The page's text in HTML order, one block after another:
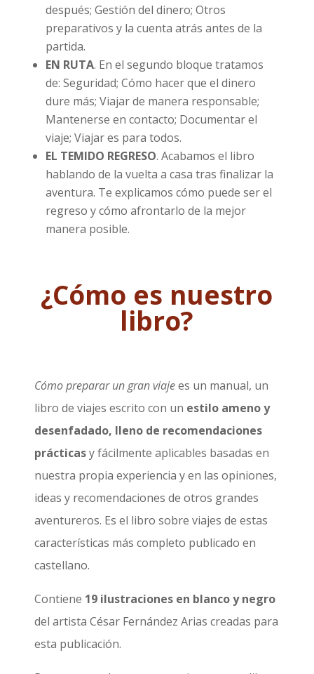
después; Gestión del dinero; Otros
preparativos y la cuenta atrás antes de la
partida.
EN RUTA. En el segundo bloque tratamos
de: Seguridad; Cómo hacer que el dinero
dure más; Viajar de manera responsable;
Mantenerse en contacto; Documentar el
viaje; Viajar es para todos.
EL TEMIDO REGRESO. Acabamos el libro
hablando de la vuelta a casa tras finalizar la
aventura. Te explicamos cómo puede ser el
regreso y cómo afrontarlo de la mejor
manera posible.
¿Cómo es nuestro
libro?
Cómo preparar un gran viajees un manual, un
libro de viajes escrito con un estilo ameno y
desenfadado, lleno de recomendaciones
prácticasy fácilmente aplicables basadas en
nuestra propia experiencia y en las opiniones,
ideas y recomendaciones de otros grandes
aventureros. Es el libro sobre viajes de estas
características más completo publicado en
castellano.
Contiene 19 ilustraciones en blanco y negro
del artista César Fernández Arias creadas para
esta publicación.